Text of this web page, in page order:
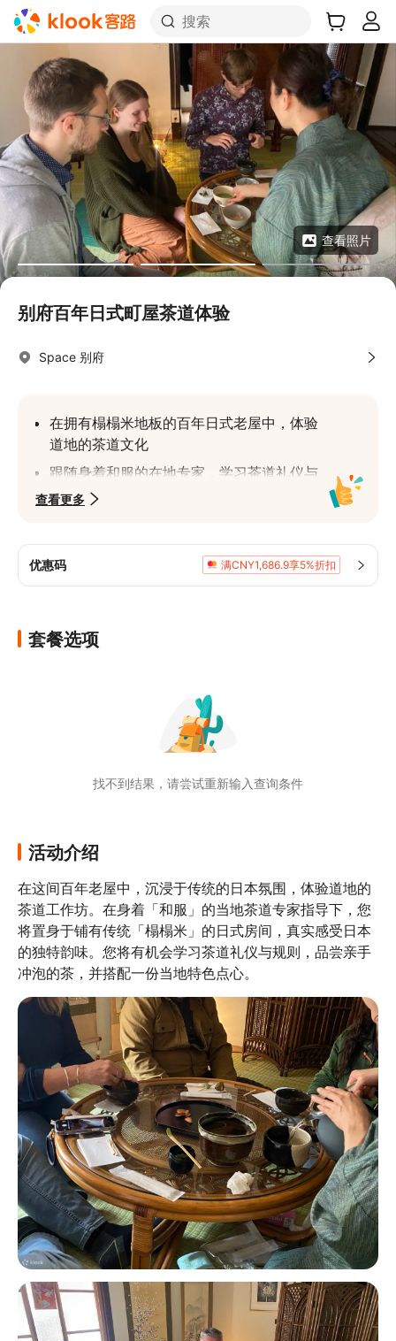
搜索
查看照片
别府百年日式町屋茶道体验
Space 别府
在拥有榻榻米地板的百年日式老屋中，体验
道地的茶道文化
跟随身着和服的在地专家，学习茶道礼仪与
准备过程
尽享美好时光
查看更多
优惠码 满CNY1,686.9享5%折扣
套餐选项
找不到结果，请尝试重新输入查询条件
活动介绍
在这间百年老屋中，沉浸于传统的日本氛围，体验道地的
茶道工作坊。在身着「和服」的当地茶道专家指导下，您
将置身于铺有传统「榻榻米」的日式房间，真实感受日本
的独特韵味。您将有机会学习茶道礼仪与规则，品尝亲手
冲泡的茶，并搭配一份当地特色点心。